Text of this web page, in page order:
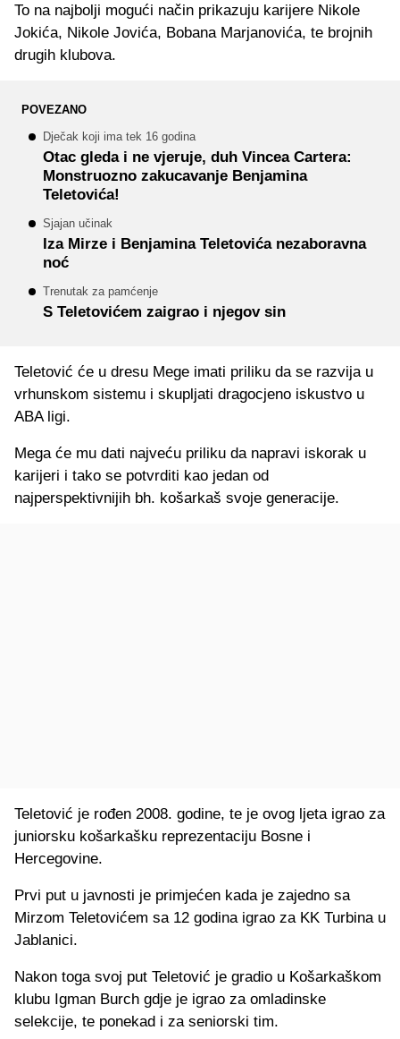
To na najbolji mogući način prikazuju karijere Nikole
Jokića, Nikole Jovića, Bobana Marjanovića, te brojnih
drugih klubova.
POVEZANO
Dječak koji ima tek 16 godina
Otac gleda i ne vjeruje, duh Vincea Cartera:
Monstruozno zakucavanje Benjamina
Teletovića!
Sjajan učinak
Iza Mirze i Benjamina Teletovića nezaboravna
noć
Trenutak za pamćenje
S Teletovićem zaigrao i njegov sin
Teletović će u dresu Mege imati priliku da se razvija u
vrhunskom sistemu i skupljati dragocjeno iskustvo u
ABA ligi.
Mega će mu dati najveću priliku da napravi iskorak u
karijeri i tako se potvrditi kao jedan od
najperspektivnijih bh. košarkaš svoje generacije.
Teletović je rođen 2008. godine, te je ovog ljeta igrao za
juniorsku košarkašku reprezentaciju Bosne i
Hercegovine.
Prvi put u javnosti je primjećen kada je zajedno sa
Mirzom Teletovićem sa 12 godina igrao za KK Turbina u
Jablanici.
Nakon toga svoj put Teletović je gradio u Košarkaškom
klubu Igman Burch gdje je igrao za omladinske
selekcije, te ponekad i za seniorski tim.